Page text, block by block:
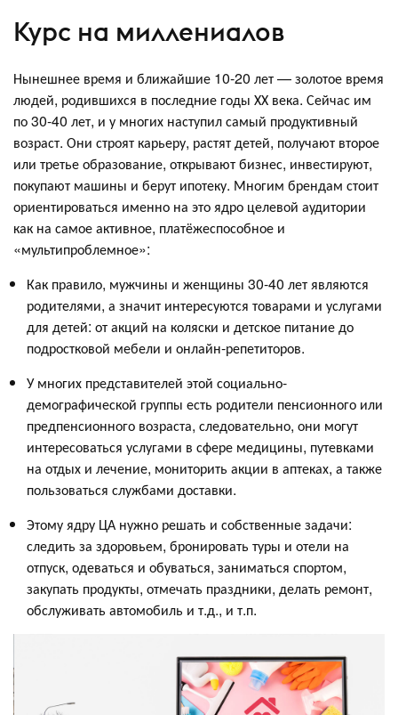
Курс на миллениалов
Нынешнее время и ближайшие 10-20 лет — золотое время
людей, родившихся в последние годы ХХ века. Сейчас им
по 30-40 лет, и у многих наступил самый продуктивный
возраст. Они строят карьеру, растят детей, получают второе
или третье образование, открывают бизнес, инвестируют,
покупают машины и берут ипотеку. Многим брендам стоит
ориентироваться именно на это ядро целевой аудитории
как на самое активное, платёжеспособное и
«мультипроблемное»:
Как правило, мужчины и женщины 30-40 лет являются
родителями, а значит интересуются товарами и услугами
для детей: от акций на коляски и детское питание до
подростковой мебели и онлайн-репетиторов.
У многих представителей этой социально-
демографической группы есть родители пенсионного или
предпенсионного возраста, следовательно, они могут
интересоваться услугами в сфере медицины, путевками
на отдых и лечение, мониторить акции в аптеках, а также
пользоваться службами доставки.
Этому ядру ЦА нужно решать и собственные задачи:
следить за здоровьем, бронировать туры и отели на
отпуск, одеваться и обуваться, заниматься спортом,
закупать продукты, отмечать праздники, делать ремонт,
обслуживать автомобиль и т.д., и т.п.